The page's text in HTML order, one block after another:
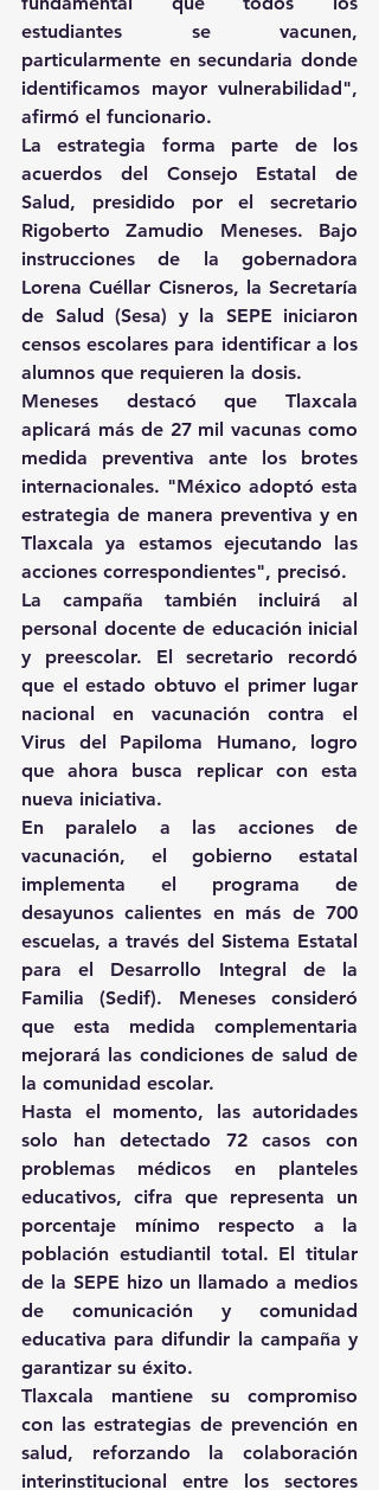
estudiantes se vacunen,
particularmente en secundaria donde
identificamos mayor vulnerabilidad",
afirmó el funcionario.
La estrategia forma parte de los
acuerdos del Consejo Estatal de
Salud, presidido por el secretario
Rigoberto Zamudio Meneses. Bajo
instrucciones de la gobernadora
Lorena Cuéllar Cisneros, la Secretaría
de Salud (Sesa) y la SEPE iniciaron
censos escolares para identificar a los
alumnos que requieren la dosis.
Meneses destacó que Tlaxcala
aplicará más de 27 mil vacunas como
medida preventiva ante los brotes
internacionales. "México adoptó esta
estrategia de manera preventiva y en
Tlaxcala ya estamos ejecutando las
acciones correspondientes", precisó.
La campaña también incluirá al
personal docente de educación inicial
y preescolar. El secretario recordó
que el estado obtuvo el primer lugar
nacional en vacunación contra el
Virus del Papiloma Humano, logro
que ahora busca replicar con esta
nueva iniciativa.
En paralelo a las acciones de
vacunación, el gobierno estatal
implementa el programa de
desayunos calientes en más de 700
escuelas, a través del Sistema Estatal
para el Desarrollo Integral de la
Familia (Sedif). Meneses consideró
que esta medida complementaria
mejorará las condiciones de salud de
la comunidad escolar.
Hasta el momento, las autoridades
solo han detectado 72 casos con
problemas médicos en planteles
educativos, cifra que representa un
porcentaje mínimo respecto a la
población estudiantil total. El titular
de la SEPE hizo un llamado a medios
de comunicación y comunidad
educativa para difundir la campaña y
garantizar su éxito.
Tlaxcala mantiene su compromiso
con las estrategias de prevención en
salud, reforzando la colaboración
interinstitucional entre los sectores